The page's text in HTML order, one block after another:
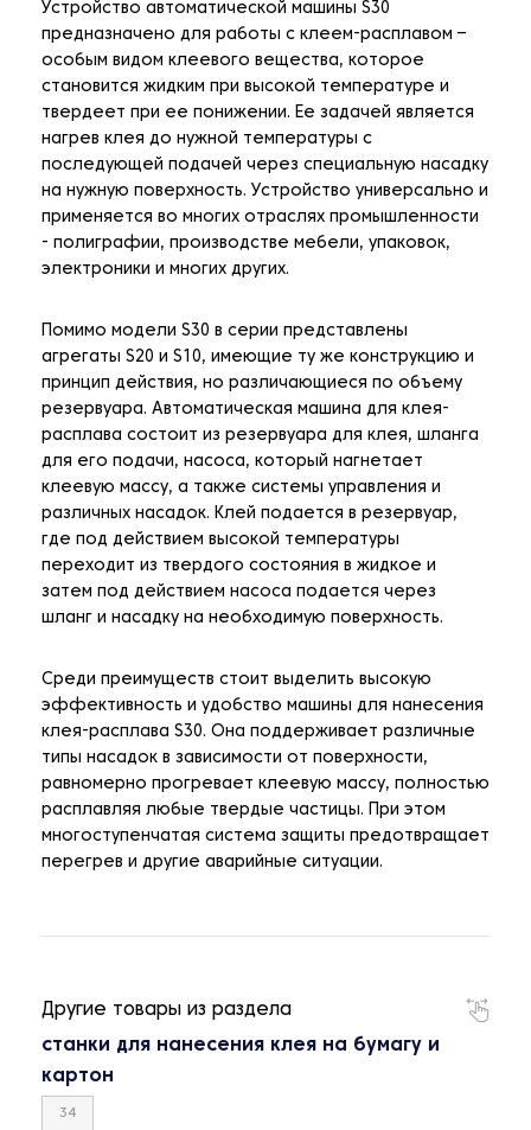
Устройство автоматической машины S30
предназначено для работы с клеем-расплавом –
особым видом клеевого вещества, которое
становится жидким при высокой температуре и
твердеет при ее понижении. Ее задачей является
нагрев клея до нужной температуры с
последующей подачей через специальную насадку
на нужную поверхность. Устройство универсально и
применяется во многих отраслях промышленности
- полиграфии, производстве мебели, упаковок,
электроники и многих других.
Помимо модели S30 в серии представлены
агрегаты S20 и S10, имеющие ту же конструкцию и
принцип действия, но различающиеся по объему
резервуара. Автоматическая машина для клея-
расплава состоит из резервуара для клея, шланга
для его подачи, насоса, который нагнетает
клеевую массу, а также системы управления и
различных насадок. Клей подается в резервуар,
где под действием высокой температуры
переходит из твердого состояния в жидкое и
затем под действием насоса подается через
шланг и насадку на необходимую поверхность.
Среди преимуществ стоит выделить высокую
эффективность и удобство машины для нанесения
клея-расплава S30. Она поддерживает различные
типы насадок в зависимости от поверхности,
равномерно прогревает клеевую массу, полностью
расплавляя любые твердые частицы. При этом
многоступенчатая система защиты предотвращает
перегрев и другие аварийные ситуации.
Другие товары из раздела
станки для нанесения клея на бумагу и
картон
34